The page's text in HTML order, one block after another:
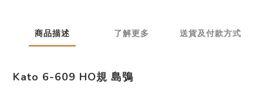
商品描述 了解更多 送貨及付款方式
Kato 6-609 HO規 島鴞